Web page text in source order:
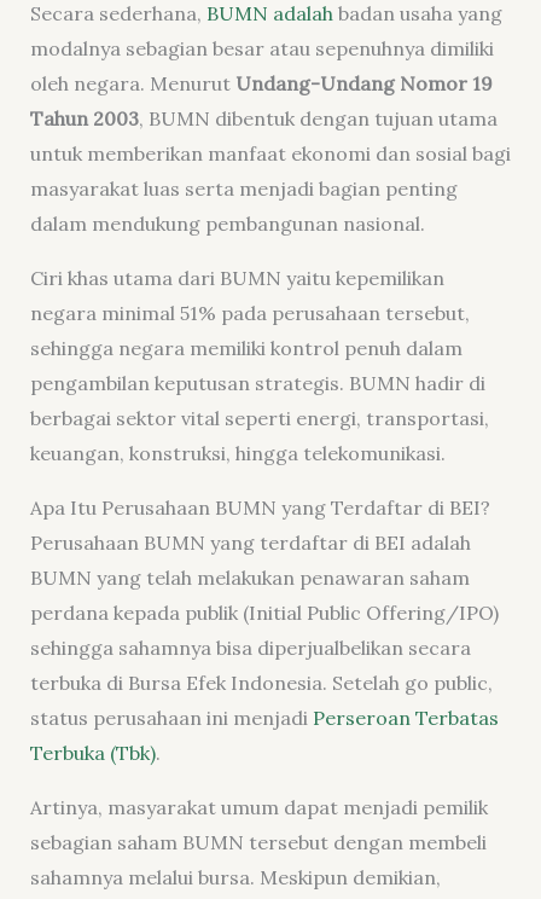
Secara sederhana, BUMN adalahbadan usaha yang
modalnya sebagian besar atau sepenuhnya dimiliki
oleh negara. Menurut Undang-Undang Nomor 19
Tahun 2003, BUMN dibentuk dengan tujuan utama
untuk memberikan manfaat ekonomi dan sosial bagi
masyarakat luas serta menjadi bagian penting
dalam mendukung pembangunan nasional.
Ciri khas utama dari BUMN yaitu kepemilikan
negara minimal 51% pada perusahaan tersebut,
sehingga negara memiliki kontrol penuh dalam
pengambilan keputusan strategis. BUMN hadir di
berbagai sektor vital seperti energi, transportasi,
keuangan, konstruksi, hingga telekomunikasi.
Apa Itu Perusahaan BUMN yang Terdaftar di BEI?
Perusahaan BUMN yang terdaftar di BEI adalah
BUMN yang telah melakukan penawaran saham
perdana kepada publik (Initial Public Offering/IPO)
sehingga sahamnya bisa diperjualbelikan secara
terbuka di Bursa Efek Indonesia. Setelah go public,
status perusahaan ini menjadi Perseroan Terbatas
Terbuka (Tbk).
Artinya, masyarakat umum dapat menjadi pemilik
sebagian saham BUMN tersebut dengan membeli
sahamnya melalui bursa. Meskipun demikian,